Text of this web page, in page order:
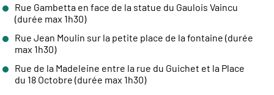
Rue Gambetta en face de la statue du Gaulois Vaincu
(durée max 1h30)
Rue Jean Moulin sur la petite place de la fontaine (durée
max 1h30)
Rue de la Madeleine entre la rue du Guichet et la Place
du 18 Octobre (durée max 1h30)